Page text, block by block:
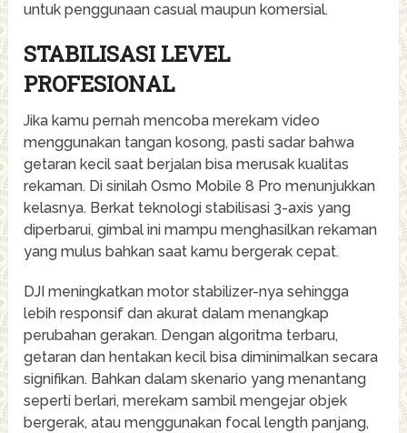
untuk penggunaan casual maupun komersial.
STABILISASI LEVEL
PROFESIONAL
Jika kamu pernah mencoba merekam video
menggunakan tangan kosong, pasti sadar bahwa
getaran kecil saat berjalan bisa merusak kualitas
rekaman. Di sinilah Osmo Mobile 8 Pro menunjukkan
kelasnya. Berkat teknologi stabilisasi 3-axis yang
diperbarui, gimbal ini mampu menghasilkan rekaman
yang mulus bahkan saat kamu bergerak cepat.
DJI meningkatkan motor stabilizer-nya sehingga
lebih responsif dan akurat dalam menangkap
perubahan gerakan. Dengan algoritma terbaru,
getaran dan hentakan kecil bisa diminimalkan secara
signifikan. Bahkan dalam skenario yang menantang
seperti berlari, merekam sambil mengejar objek
bergerak, atau menggunakan focal length panjang,